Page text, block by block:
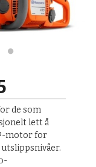
de som
lett å
motor for